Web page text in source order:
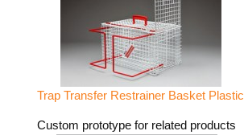
Trap Transfer Restrainer Basket Plastic
Custom prototype for related products